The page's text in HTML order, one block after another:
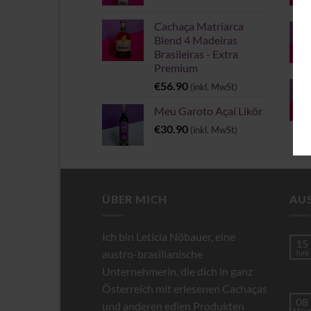
Cachaça Matriarca
Blend 4 Madeiras
Brasileiras - Extra
Premium
€56.90 (inkl. MwSt)
Meu Garoto Açaí Likör
€30.90 (inkl. MwSt)
ÜBER MICH
Ich bin Leticia Nöbauer, eine
austro-brasilianische
Unternehmerin, die dich in ganz
Österreich mit erlesenen Cachaças
und anderen edlen Produkten
15
Juni
08